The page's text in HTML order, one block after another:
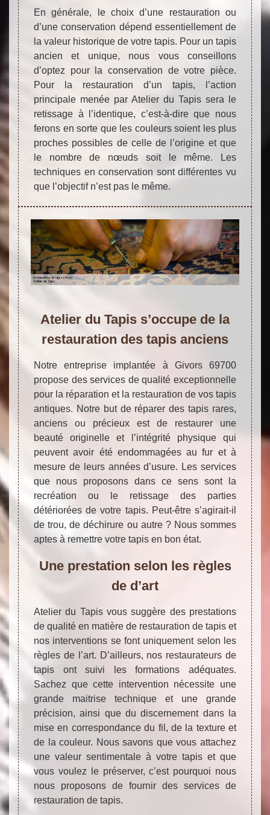
En générale, le choix d’une restauration ou
d’une conservation dépend essentiellement de
la valeur historique de votre tapis. Pour un tapis
ancien et unique, nous vous conseillons
d’optez pour la conservation de votre pièce.
Pour la restauration d’un tapis, l’action
principale menée par Atelier du Tapis sera le
retissage à l’identique, c’est-à-dire que nous
ferons en sorte que les couleurs soient les plus
proches possibles de celle de l’origine et que
le nombre de nœuds soit le même. Les
techniques en conservation sont différentes vu
que l’objectif n’est pas le même.
Atelier du Tapis s’occupe de la
restauration des tapis anciens
Notre entreprise implantée à Givors 69700
propose des services de qualité exceptionnelle
pour la réparation et la restauration de vos tapis
antiques. Notre but de réparer des tapis rares,
anciens ou précieux est de restaurer une
beauté originelle et l’intégrité physique qui
peuvent avoir été endommagées au fur et à
mesure de leurs années d’usure. Les services
que nous proposons dans ce sens sont la
recréation ou le retissage des parties
détériorées de votre tapis. Peut-être s’agirait-il
de trou, de déchirure ou autre ? Nous sommes
aptes à remettre votre tapis en bon état.
Une prestation selon les règles
de d’art
Atelier du Tapis vous suggère des prestations
de qualité en matière de restauration de tapis et
nos interventions se font uniquement selon les
règles de l’art. D’ailleurs, nos restaurateurs de
tapis ont suivi les formations adéquates.
Sachez que cette intervention nécessite une
grande maitrise technique et une grande
précision, ainsi que du discernement dans la
mise en correspondance du fil, de la texture et
de la couleur. Nous savons que vous attachez
une valeur sentimentale à votre tapis et que
vous voulez le préserver, c’est pourquoi nous
nous proposons de fournir des services de
restauration de tapis.